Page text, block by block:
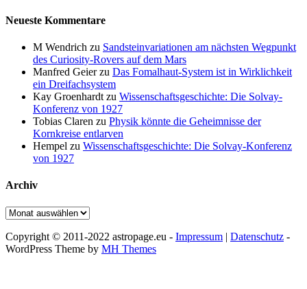
Neueste Kommentare
M Wendrich zu Sandsteinvariationen am nächsten Wegpunkt
des Curiosity-Rovers auf dem Mars
Manfred Geierzu Das Fomalhaut-System ist in Wirklichkeit
ein Dreifachsystem
Kay Groenhardt zu Wissenschaftsgeschichte: Die Solvay-
Konferenz von 1927
Tobias Claren zu Physik könnte die Geheimnisse der
Kornkreise entlarven
Hempel zu Wissenschaftsgeschichte: Die Solvay-Konferenz
von 1927
Archiv
Archiv
Copyright © 2011-2022 astropage.eu - Impressum | Datenschutz -
WordPress Theme by MH Themes